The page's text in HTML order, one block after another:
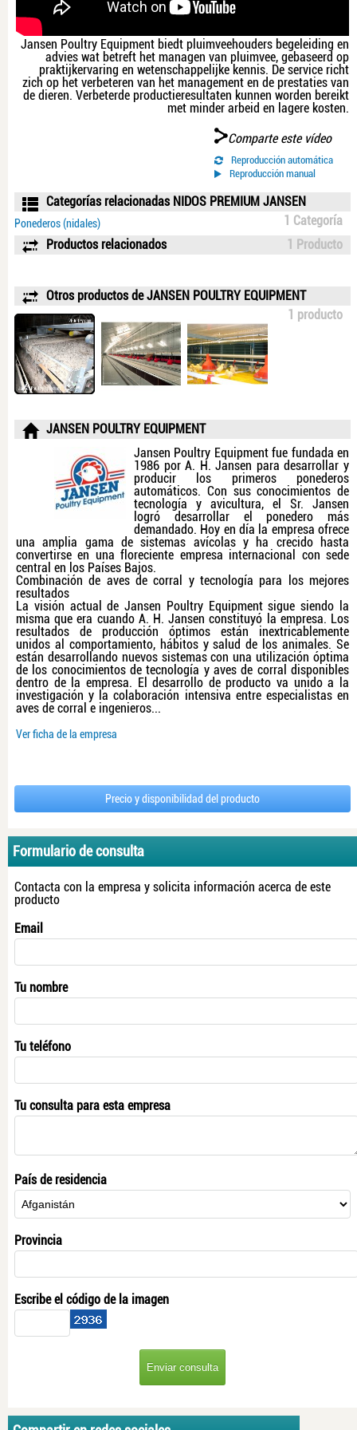
Jansen Poultry Equipment biedt pluimveehouders begeleiding en
advies wat betreft het managen van pluimvee, gebaseerd op
praktijkervaring en wetenschappelijke kennis. De service richt
zich op het verbeteren van het management en de prestaties van
de dieren. Verbeterde productieresultaten kunnen worden bereikt
met minder arbeid en lagere kosten.
Comparte este vídeo
Reproducción automática
Reproducción manual
Categorías relacionadas NIDOS PREMIUM JANSEN
1 Categoría
Ponederos (nidales)
Productos relacionados 1 Producto
Otros productos de JANSEN POULTRY EQUIPMENT
1 producto
JANSEN POULTRY EQUIPMENT
Jansen Poultry Equipment fue fundada en
1986 por A. H. Jansen para desarrollar y
producir los primeros ponederos
automáticos. Con sus conocimientos de
tecnología y avicultura, el Sr. Jansen
logró desarrollar el ponedero más
demandado. Hoy en día la empresa ofrece
una amplia gama de sistemas avícolas y ha crecido hasta
convertirse en una floreciente empresa internacional con sede
central en los Países Bajos.
Combinación de aves de corral y tecnología para los mejores
resultados
La visión actual de Jansen Poultry Equipment sigue siendo la
misma que era cuando A. H. Jansen constituyó la empresa. Los
resultados de producción óptimos están inextricablemente
unidos al comportamiento, hábitos y salud de los animales. Se
están desarrollando nuevos sistemas con una utilización óptima
de los conocimientos de tecnología y aves de corral disponibles
dentro de la empresa. El desarrollo de producto va unido a la
investigación y la colaboración intensiva entre especialistas en
aves de corral e ingenieros...
Ver ficha de la empresa
Precio y disponibilidad del producto
Formulario de consulta
Contacta con la empresa y solicita información acerca de este
producto
Email
Tu nombre
Tu teléfono
Tu consulta para esta empresa
País de residencia
Provincia
Escribe el código de la imagen